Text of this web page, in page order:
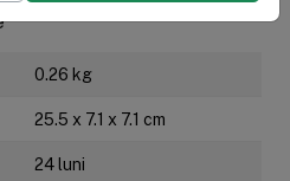
0.26 kg
25.5 x 7.1 x 7.1 cm
24 luni